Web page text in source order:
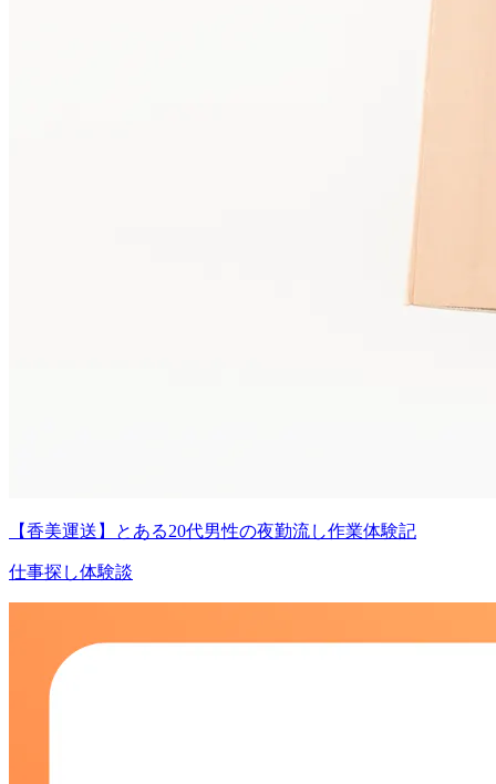
【香美運送】とある20代男性の夜勤流し作業体験記
仕事探し体験談